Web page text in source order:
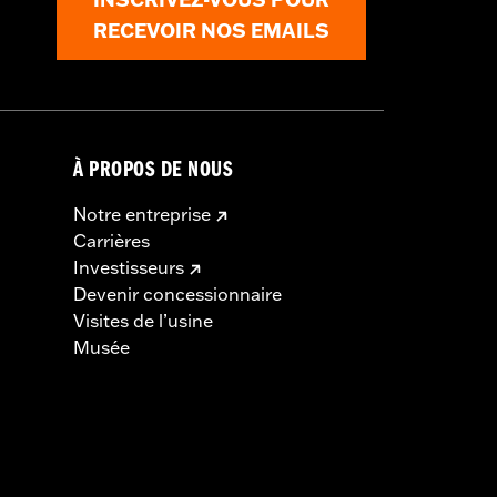
RECEVOIR NOS EMAILS
À PROPOS DE NOUS
Notre entreprise
Carrières
Investisseurs
Devenir concessionnaire
Visites de l’usine
Musée